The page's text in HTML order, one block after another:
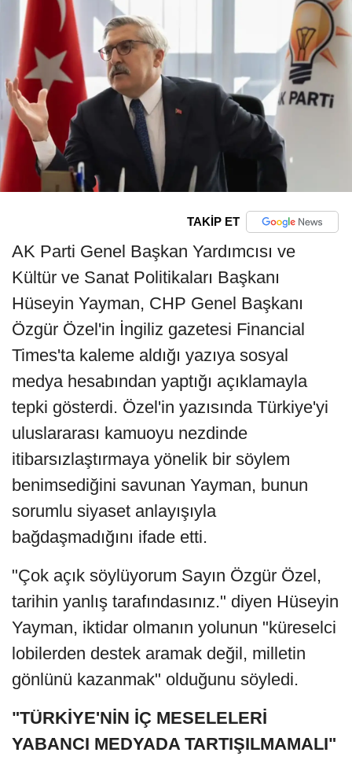
TAKİP ET
AK Parti Genel Başkan Yardımcısı ve
Kültür ve Sanat Politikaları Başkanı
Hüseyin Yayman, CHP Genel Başkanı
Özgür Özel'in İngiliz gazetesi Financial
Times'ta kaleme aldığı yazıya sosyal
medya hesabından yaptığı açıklamayla
tepki gösterdi. Özel'in yazısında Türkiye'yi
uluslararası kamuoyu nezdinde
itibarsızlaştırmaya yönelik bir söylem
benimsediğini savunan Yayman, bunun
sorumlu siyaset anlayışıyla
bağdaşmadığını ifade etti.
"Çok açık söylüyorum Sayın Özgür Özel,
tarihin yanlış tarafındasınız." diyen Hüseyin
Yayman, iktidar olmanın yolunun "küreselci
lobilerden destek aramak değil, milletin
gönlünü kazanmak" olduğunu söyledi.
"TÜRKİYE'NİN İÇ MESELELERİ
YABANCI MEDYADA TARTIŞILMAMALI"